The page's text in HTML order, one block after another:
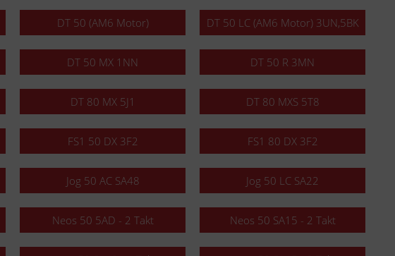
DT 50 (AM6 Motor) DT 50 LC (AM6 Motor) 3UN,5BK
DT 50 MX 1NN DT 50 R 3MN
DT 80 MX 5J1 DT 80 MXS 5T8
FS1 50 DX 3F2 FS1 80 DX 3F2
Jog 50 AC SA48 Jog 50 LC SA22
Neos 50 5AD - 2 Takt Neos 50 SA15 - 2 Takt